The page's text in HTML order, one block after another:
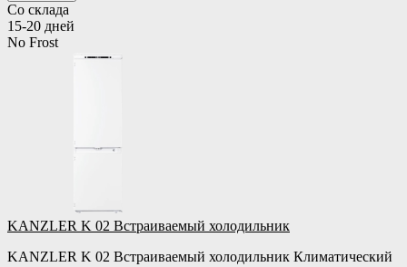
Со склада
15-20 дней
No Frost
KANZLER K 02 Встраиваемый холодильник
KANZLER K 02 Встраиваемый холодильник Климатический